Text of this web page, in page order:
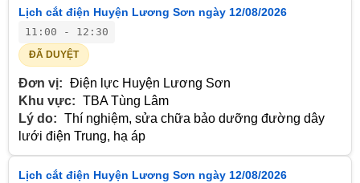
Lịch cắt điện Huyện Lương Sơn ngày 12/08/2026
11:00 - 12:30
ĐÃ DUYỆT
Đơn vị: Điện lực Huyện Lương Sơn
Khu vực: TBA Tùng Lâm
Lý do: Thí nghiệm, sửa chữa bảo dưỡng đường dây
lưới điện Trung, hạ áp
Lịch cắt điện Huyện Lương Sơn ngày 12/08/2026